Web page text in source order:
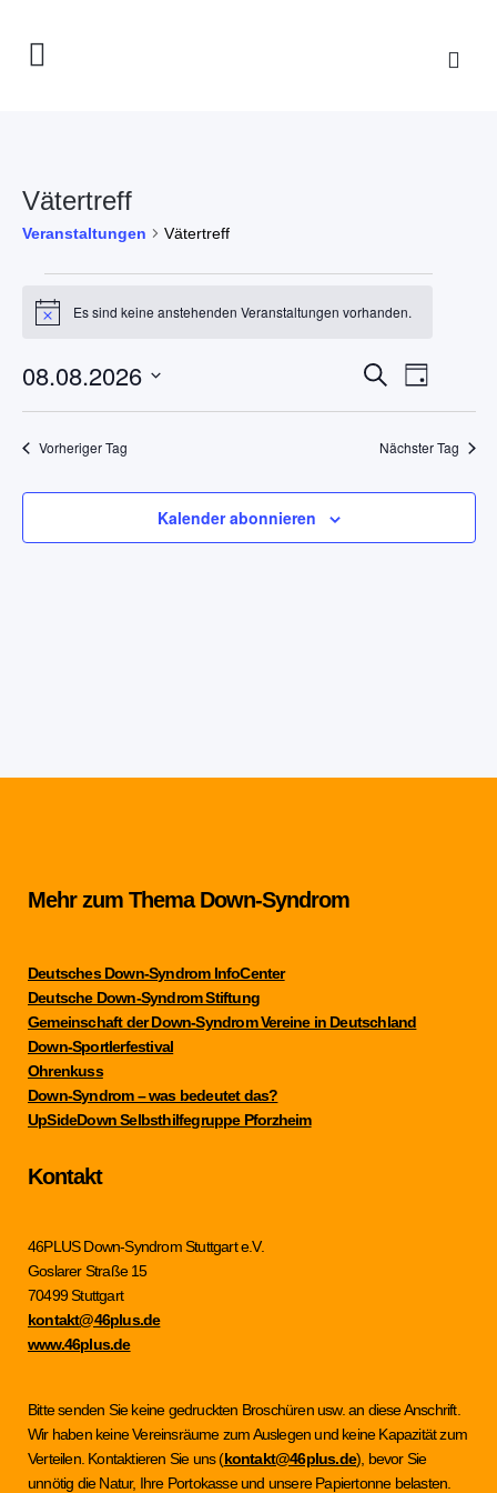
Vätertreff
Veranstaltungen Vätertreff
für
August
HinweisEs sind keine anstehenden Veranstaltungen vorhanden.
Ansichten,
Suche
Tag
08.08.2026
Vorheriger Tag Nächster Tag
Kalender abonnieren
Mehr zum Thema Down-Syndrom
Deutsches Down-Syndrom InfoCenter
Deutsche Down-Syndrom Stiftung
Gemeinschaft der Down-Syndrom Vereine in Deutschland
Down-Sportlerfestival
Ohrenkuss
Down-Syndrom – was bedeutet das?
UpSideDown Selbsthilfegruppe Pforzheim
Kontakt
46PLUS Down-Syndrom Stuttgart e.V.
Goslarer Straße 15
70499 Stuttgart
kontakt@46plus.de
www.46plus.de
Bitte senden Sie keine gedruckten Broschüren usw. an diese Anschrift.
Wir haben keine Vereinsräume zum Auslegen und keine Kapazität zum
Verteilen. Kontaktieren Sie uns (kontakt@46plus.de), bevor Sie
unnötig die Natur, Ihre Portokasse und unsere Papiertonne belasten.